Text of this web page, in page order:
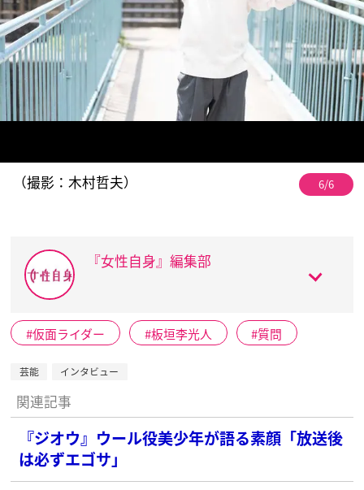
（撮影：木村哲夫） 6/6
『女性自身』編集部
仮面ライダー 板垣李光人 質問
芸能 インタビュー
関連記事
『ジオウ』ウール役美少年が語る素顔「放送後
は必ずエゴサ」